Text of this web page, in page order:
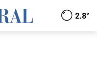
2.8°